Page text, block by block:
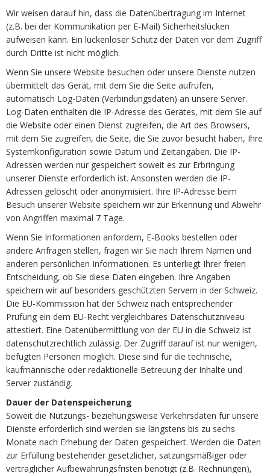
Wir weisen darauf hin, dass die Datenübertragung im Internet
(z.B. bei der Kommunikation per E-Mail) Sicherheitslücken
aufweisen kann. Ein lückenloser Schutz der Daten vor dem Zugriff
durch Dritte ist nicht möglich.
Wenn Sie unsere Website besuchen oder unsere Dienste nutzen
übermittelt das Gerät, mit dem Sie die Seite aufrufen,
automatisch Log-Daten (Verbindungsdaten) an unsere Server.
Log-Daten enthalten die IP-Adresse des Gerätes, mit dem Sie auf
die Website oder einen Dienst zugreifen, die Art des Browsers,
mit dem Sie zugreifen, die Seite, die Sie zuvor besucht haben, Ihre
Systemkonfiguration sowie Datum und Zeitangaben. Die IP-
Adressen werden nur gespeichert soweit es zur Erbringung
unserer Dienste erforderlich ist. Ansonsten werden die IP-
Adressen gelöscht oder anonymisiert. Ihre IP-Adresse beim
Besuch unserer Website speichern wir zur Erkennung und Abwehr
von Angriffen maximal 7 Tage.
Wenn Sie Informationen anfordern, E-Books bestellen oder
andere Anfragen stellen, fragen wir Sie nach Ihrem Namen und
anderen persönlichen Informationen. Es unterliegt Ihrer freien
Entscheidung, ob Sie diese Daten eingeben. Ihre Angaben
speichern wir auf besonders geschützten Servern in der Schweiz.
Die EU-Kommission hat der Schweiz nach entsprechender
Prüfung ein dem EU-Recht vergleichbares Datenschutzniveau
attestiert. Eine Datenübermittlung von der EU in die Schweiz ist
datenschutzrechtlich zulässig. Der Zugriff darauf ist nur wenigen,
befugten Personen möglich. Diese sind für die technische,
kaufmännische oder redaktionelle Betreuung der Inhalte und
Server zuständig.
Dauer der Datenspeicherung
Soweit die Nutzungs- beziehungsweise Verkehrsdaten für unsere
Dienste erforderlich sind werden sie längstens bis zu sechs
Monate nach Erhebung der Daten gespeichert. Werden die Daten
zur Erfüllung bestehender gesetzlicher, satzungsmäßiger oder
vertraglicher Aufbewahrungsfristen benötigt (z.B. Rechnungen),